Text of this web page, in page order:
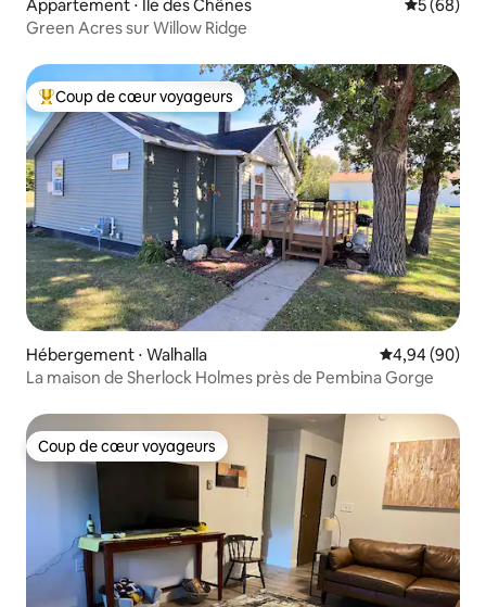
Appartement ⋅ Ile des Chênes
5 (68)
Green Acres sur Willow Ridge
Coups de cœur voyageurs les plus appréciés
Coup de cœur voyageurs
Hébergement ⋅ Walhalla Évaluation
4,94 (90)
La maison de Sherlock Holmes près de Pembina Gorge
Coup de cœur voyageurs
Coup de cœur voyageurs